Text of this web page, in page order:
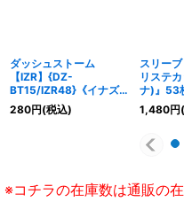
ダッシュストーム
【IZR】{DZ-
BT15/IZR48}《イナズ
マイレブン》
280円(税込)
スリー
リステ
ナ)』53
《サプ
1,480円
※コチラの在庫数は通販の